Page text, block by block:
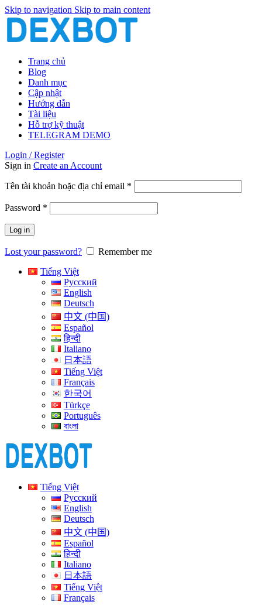
Skip to navigation Skip to main content
Trang chủ
Blog
Danh mục
Cập nhật
Hướng dẫn
Tài liệu
Hỗ trợ kỹ thuật
TELEGRAM DEMO
Login / Register
Sign in Create an Account
Tên tài khoản hoặc địa chỉ email *
buộc
Password *
buộc
Log in
Lost your password?
Remember me
Tiếng Việt
Русский
English
Deutsch
中文 (中国)
Español
हिन्दी
Italiano
日本語
Tiếng Việt
Français
한국어
Türkçe
Português
বাংলা
Tiếng Việt
Русский
English
Deutsch
中文 (中国)
Español
हिन्दी
Italiano
日本語
Tiếng Việt
Français